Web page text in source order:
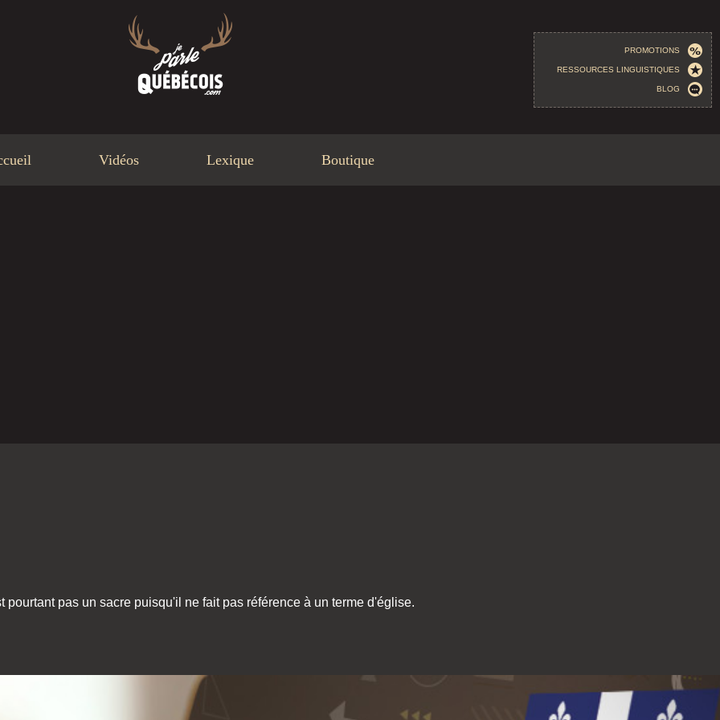
PROMOTIONS
RESSOURCES LINGUISTIQUES
BLOG
Vidéos Lexique Boutique
pourtant pas un sacre puisqu'il ne fait pas référence à un terme d'église.